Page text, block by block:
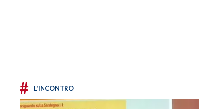
# L'INCONTRO